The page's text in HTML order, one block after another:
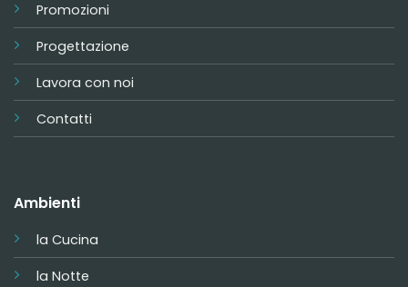
Promozioni
Progettazione
Lavora con noi
Contatti
Ambienti
la Cucina
la Notte